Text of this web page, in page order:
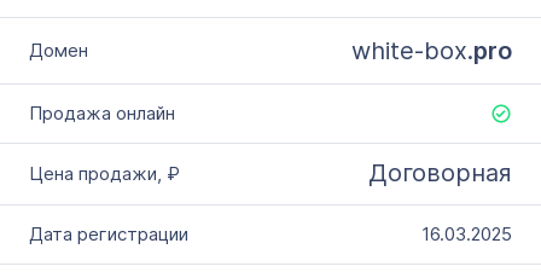
white-box.pro
Договорная
16.03.2025